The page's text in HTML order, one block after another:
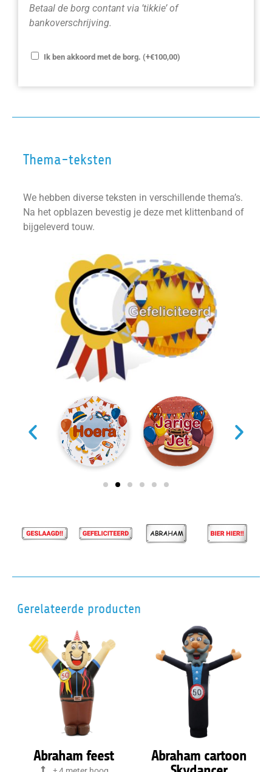
Betaal de borg contant via ’tikkie’ of
bankoverschrijving.
Ik ben akkoord met de borg. (+€100,00)
Thema-teksten
We hebben diverse teksten in verschillende thema’s.
Na het opblazen bevestig je deze met klittenband of
bijgeleverd touw.
Gerelateerde producten
Abraham feest
Abraham cartoon